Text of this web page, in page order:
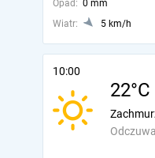
Opad: 0 mm
Wiatr:
5 km/h
10:00
22°C